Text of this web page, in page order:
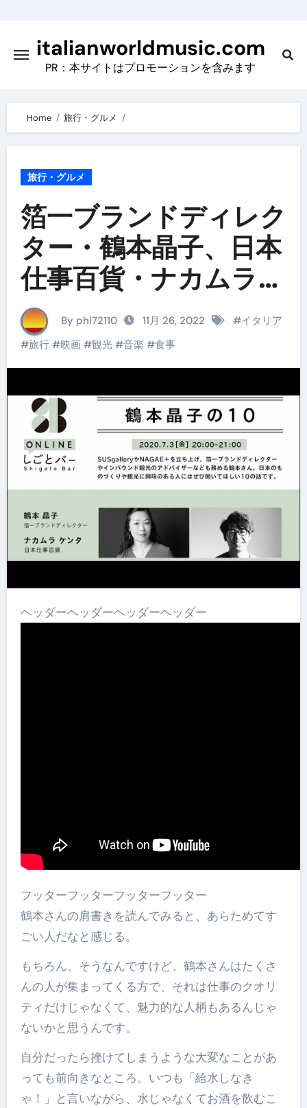
contentitalianworldmusic.com
PR：本サイトはプロモーションを含みます
Home 旅行・グルメ
旅行・グルメ
箔一ブランドディレク
ター・鶴本晶子、日本
仕事百貨・ナカムラケ
ンタ【鶴本晶子の10】
しごとバーby日本仕
事百貨
By phi72110 11月 26, 2022 #イタリア
#旅行#映画#観光#音楽 #食事
ヘッダーヘッダーヘッダーヘッダー
フッターフッターフッターフッター
鶴本さんの肩書きを読んでみると、あらためてす
ごい人だなと感じる。
もちろん、そうなんですけど、鶴本さんはたくさ
んの人が集まってくる方で、それは仕事のクオリ
ティだけじゃなくて、魅力的な人柄もあるんじゃ
ないかと思うんです。
自分だったら挫けてしまうような大変なことがあ
っても前向きなところ。いつも「給水しなき
ゃ！」と言いながら、水じゃなくてお酒を飲むこ